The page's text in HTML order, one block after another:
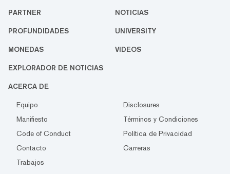
PARTNER NOTICIAS
PROFUNDIDADES UNIVERSITY
MONEDAS VIDEOS
EXPLORADOR DE NOTICIAS
ACERCA DE
Equipo
Disclosures
Manifiesto
Términos y Condiciones
Code of Conduct
Política de Privacidad
Contacto
Carreras
Trabajos